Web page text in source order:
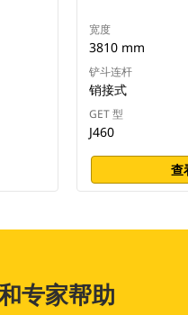
宽度
3810 mm
铲斗连杆
销接式
GET 型
J460
查
专家帮助